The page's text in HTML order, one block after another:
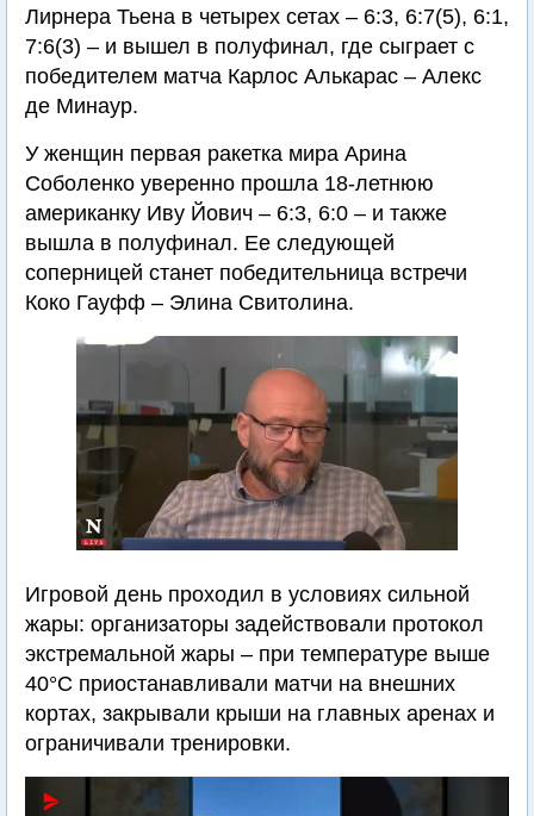
Лирнера Тьена в четырех сетах – 6:3, 6:7(5), 6:1,
7:6(3) – и вышел в полуфинал, где сыграет с
победителем матча Карлос Алькарас – Алекс
де Минаур.
У женщин первая ракетка мира Арина
Соболенко уверенно прошла 18-летнюю
американку Иву Йович – 6:3, 6:0 – и также
вышла в полуфинал. Ее следующей
соперницей станет победительница встречи
Коко Гауфф – Элина Свитолина.
Игровой день проходил в условиях сильной
жары: организаторы задействовали протокол
экстремальной жары – при температуре выше
40°C приостанавливали матчи на внешних
кортах, закрывали крыши на главных аренах и
ограничивали тренировки.